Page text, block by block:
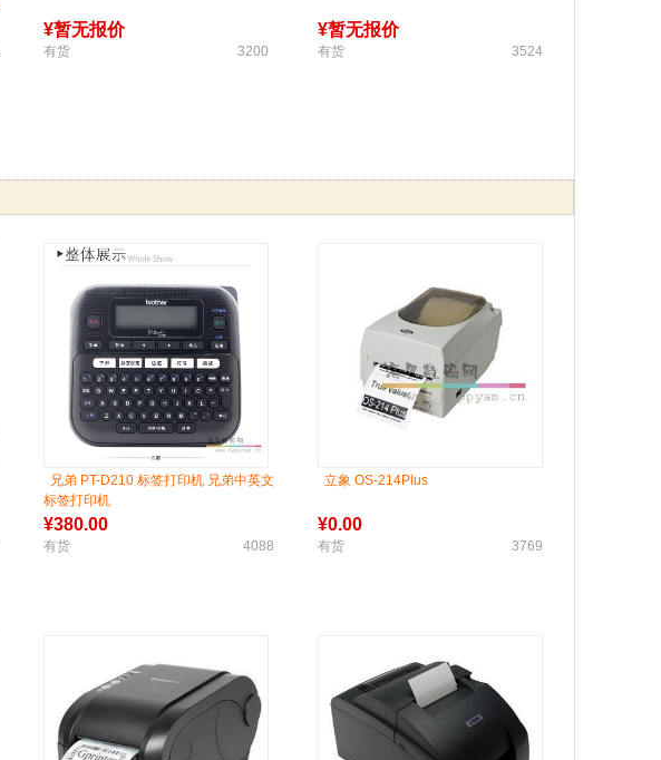
¥暂无报价
有货 3200
¥暂无报价
有货 3524
兄弟 PT-D210 标签打印机 兄弟中英文
标签打印机
¥380.00
有货 4088
立象 OS-214Plus
¥0.00
有货 3769